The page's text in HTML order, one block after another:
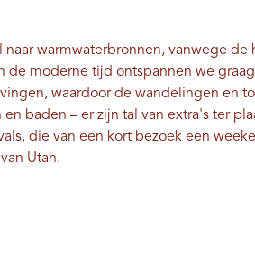
warmwaterbronnen, vanwege
de moderne tijd ontspannen we
waardoor de wandelingen en
baden – er zijn tal van extra's ter
die van een kort bezoek een
Utah.